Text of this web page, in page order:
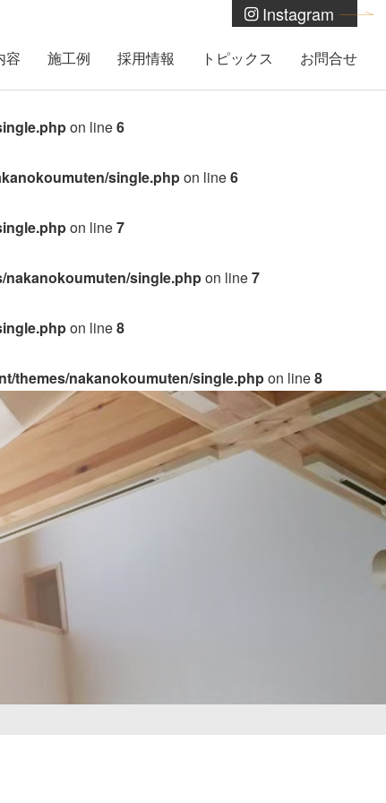
Instagram
容 施工例 採用情報 トピックス お問合せ
on line6
single.phpon line6
on line7
nakanokoumuten/single.phpon line7
on line8
themes/nakanokoumuten/single.phpon line8